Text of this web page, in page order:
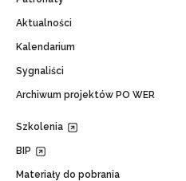
Aktualności
Kalendarium
Sygnaliści
Archiwum projektów PO WER
Szkolenia
BIP
Materiały do pobrania